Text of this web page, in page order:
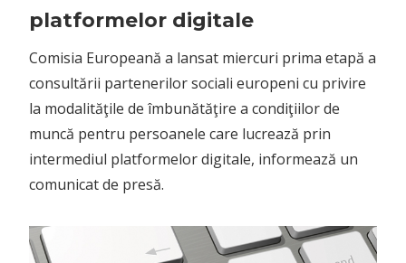
platformelor digitale
Comisia Europeană a lansat miercuri prima etapă a
consultării partenerilor sociali europeni cu privire
la modalităţile de îmbunătăţire a condiţiilor de
muncă pentru persoanele care lucrează prin
intermediul platformelor digitale, informează un
comunicat de presă.